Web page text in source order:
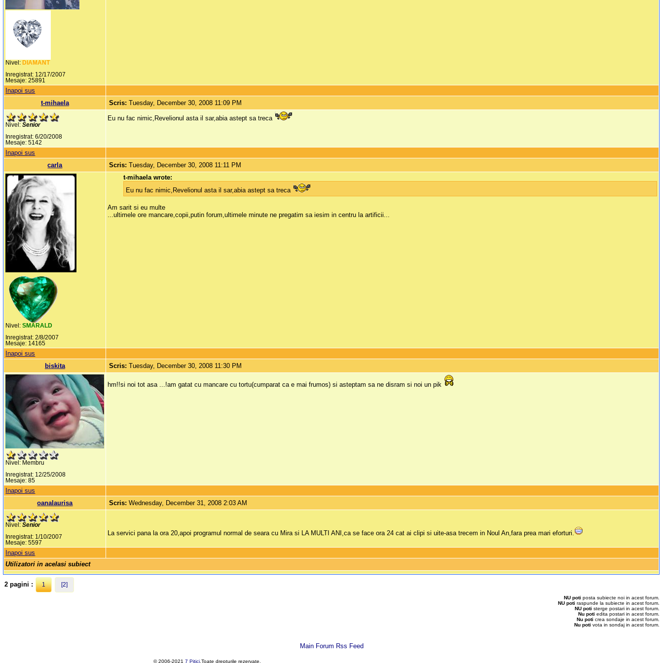
Nivel: DIAMANT
Inregistrat: 12/17/2007
Mesaje: 25891
Inapoi sus
t-mihaela
Scris:Tuesday, December 30, 2008 11:09 PM
Nivel:Senior
Inregistrat: 6/20/2008
Mesaje: 5142
Eu nu fac nimic,Revelionul asta il sar,abia astept sa treca
Inapoi sus
carla
Scris:Tuesday, December 30, 2008 11:11 PM
Nivel:SMARALD
Inregistrat: 2/8/2007
Mesaje: 14165
t-mihaela wrote:
Eu nu fac nimic,Revelionul asta il sar,abia astept sa treca
Am sarit si eu multe
...ultimele ore mancare,copii,putin forum,ultimele minute ne pregatim sa iesim in centru la artificii...
Inapoi sus
biskita
Scris:Tuesday, December 30, 2008 11:30 PM
Nivel: Membru
Inregistrat: 12/25/2008
Mesaje: 85
hm!!si noi tot asa ...!am gatat cu mancare cu tortu(cumparat ca e mai frumos) si asteptam sa ne disram si noi un pik
Inapoi sus
oanalaurisa
Scris:Wednesday, December 31, 2008 2:03 AM
Nivel:Senior
Inregistrat: 1/10/2007
Mesaje: 5597
La servici pana la ora 20,apoi programul normal de seara cu Mira si LA MULTI ANI,ca se face ora 24 cat ai clipi si uite-asa trecem in Noul An,fara prea mari eforturi.
Inapoi sus
Utilizatori in acelasi subiect
2 pagini : 1 [2]
NU potiposta subiecte noi in acest forum.
NU potiraspunde la subiecte in acest forum.
NU potisterge postari in acest forum.
Nu potiedita postari in acest forum.
Nu poticrea sondaje in acest forum.
Nu potivota in sondaj in acest forum.
Main Forum Rss Feed
© 2006-2021 7 Pitici.Toate drepturile rezervate.